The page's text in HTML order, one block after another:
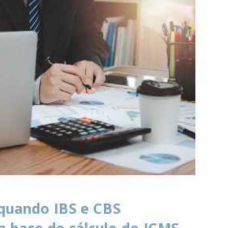
IBS e CBS